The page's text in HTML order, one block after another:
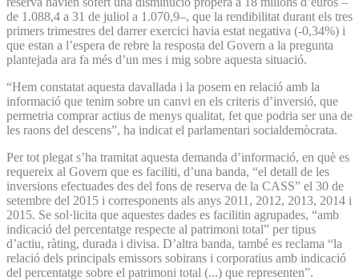
de 1.088,4 a 31 de juliol a 1.070,9–, que la rendibilitat durant els tres
primers trimestres del darrer exercici havia estat negativa (-0,34%) i
que estan a l’espera de rebre la resposta del Govern a la pregunta
plantejada ara fa més d’un mes i mig sobre aquesta situació.
“Hem constatat aquesta davallada i la posem en relació amb la
informació que tenim sobre un canvi en els criteris d’inversió, que
permetria comprar actius de menys qualitat, fet que podria ser una de
les raons del descens”, ha indicat el parlamentari socialdemòcrata.
Per tot plegat s’ha tramitat aquesta demanda d’informació, en què es
requereix al Govern que es faciliti, d’una banda, “el detall de les
inversions efectuades des del fons de reserva de la CASS” el 30 de
setembre del 2015 i corresponents als anys 2011, 2012, 2013, 2014 i
2015. Se sol·licita que aquestes dades es facilitin agrupades, “amb
indicació del percentatge respecte al patrimoni total” per tipus
d’actiu, ràting, durada i divisa. D’altra banda, també es reclama “la
relació dels principals emissors sobirans i corporatius amb indicació
del percentatge sobre el patrimoni total (...) que representen”.